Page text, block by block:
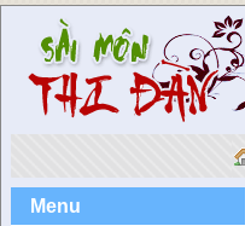
Menu